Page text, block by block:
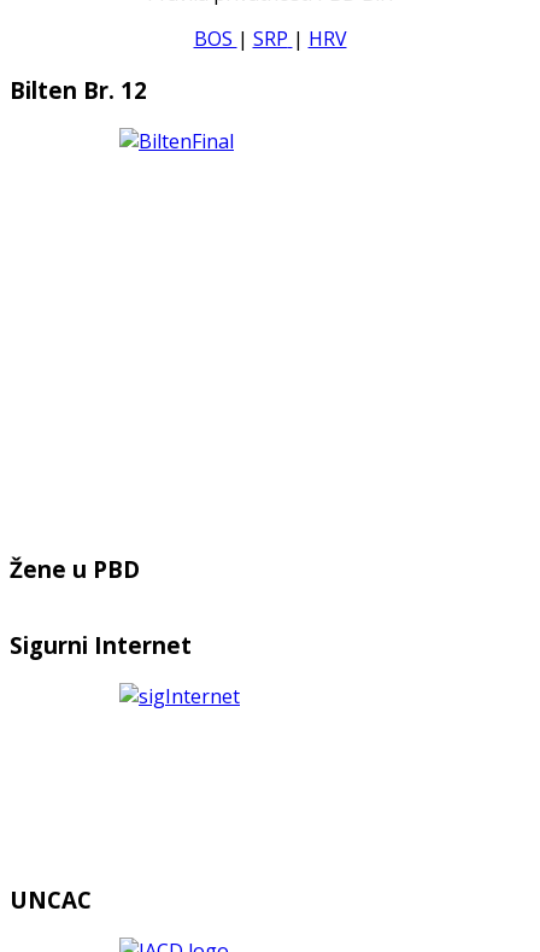
BOS | SRP | HRV
Bilten Br. 12
Žene u PBD
Sigurni Internet
UNCAC